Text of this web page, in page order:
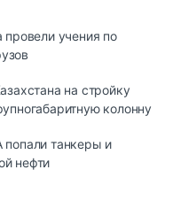
провели учения по
на стройку
колонну
танкеры и
нефти